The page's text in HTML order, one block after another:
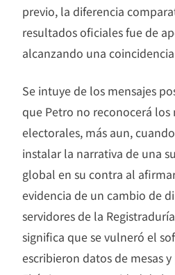
previo, la diferencia
resultados oficiales fue de
alcanzando una
Se intuye de los mensajes
que Petro no reconocerá los
electorales, más aun,
instalar la narrativa de una
global en su contra al
evidencia de un cambio de
servidores de la
significa que se vulneró el
escribieron datos de mesas